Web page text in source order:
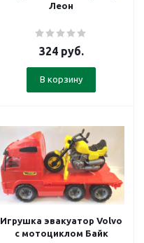
Леон
324руб.
В корзину
Игрушка эвакуатор Volvo
с мотоциклом Байк